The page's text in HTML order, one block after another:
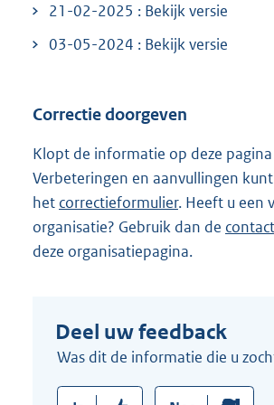
21-02-2025 : Bekijk versie
03-05-2024 : Bekijk versie
Correctie doorgeven
Klopt de informatie op deze
Verbeteringen en aanvullingen
het correctieformulier. Heeft u een
organisatie? Gebruik dan de
deze organisatiepagina.
Deel uw feedback
Was dit de informatie die u